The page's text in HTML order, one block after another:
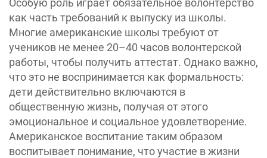
Особую роль играет обязательное волонтерство
как часть требований к выпуску из школы.
Многие американские школы требуют от
учеников не менее 20–40 часов волонтерской
работы, чтобы получить аттестат. Однако важно,
что это не воспринимается как формальность:
дети действительно включаются в
общественную жизнь, получая от этого
эмоциональное и социальное удовлетворение.
Американское воспитание таким образом
воспитывает понимание, что участие в жизни